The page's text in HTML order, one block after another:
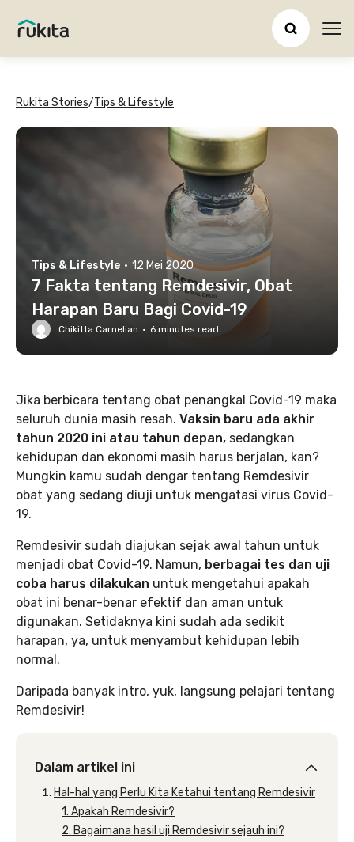
Rukita Stories/Tips & Lifestyle
Tips & Lifestyle · 12 Mei 2020
7 Fakta tentang Remdesivir, Obat
Harapan Baru Bagi Covid-19
Chikitta Carnelian · 6 minutes read
Jika berbicara tentang obat penangkal Covid-19 maka
seluruh dunia masih resah. Vaksin baru ada akhir
tahun 2020 ini atau tahun depan, sedangkan
kehidupan dan ekonomi masih harus berjalan, kan?
Mungkin kamu sudah dengar tentang Remdesivir
obat yang sedang diuji untuk mengatasi virus Covid-
19.
Remdesivir sudah diajukan sejak awal tahun untuk
menjadi obat Covid-19. Namun, berbagai tes dan uji
coba harus dilakukan untuk mengetahui apakah
obat ini benar-benar efektif dan aman untuk
digunakan. Setidaknya kini sudah ada sedikit
harapan, ya, untuk menyambut kehidupan lebih
normal.
Daripada banyak intro, yuk, langsung pelajari tentang
Remdesivir!
Dalam artikel ini
Hal-hal yang Perlu Kita Ketahui tentang Remdesivir
1. Apakah Remdesivir?
2. Bagaimana hasil uji Remdesivir sejauh ini?